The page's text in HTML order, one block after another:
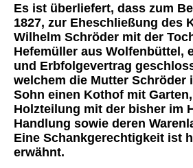
Es ist überliefert, dass zum
1827, zur Eheschließung des
Wilhelm Schröder mit der
Hefemüller aus Wolfenbüttel,
und Erbfolgevertrag
welchem die Mutter Schröder
Sohn einen Kothof mit
Holzteilung mit der bisher im
Handlung sowie deren
Eine Schankgerechtigkeit ist
erwähnt.